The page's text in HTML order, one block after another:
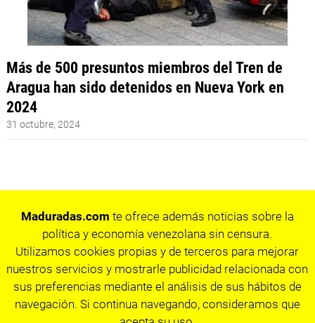
Más de 500 presuntos miembros del Tren de
Aragua han sido detenidos en Nueva York en
2024
31 octubre, 2024
Maduradas.com te ofrece además noticias sobre la
política y economía venezolana sin censura.
Utilizamos cookies propias y de terceros para mejorar
nuestros servicios y mostrarle publicidad relacionada con
sus preferencias mediante el análisis de sus hábitos de
navegación. Si continua navegando, consideramos que